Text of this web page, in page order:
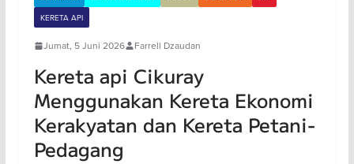
KERETA API
Jumat, 5 Juni 2026 Farrell Dzaudan
Kereta api Cikuray
Menggunakan Kereta Ekonomi
Kerakyatan dan Kereta Petani-
Pedagang